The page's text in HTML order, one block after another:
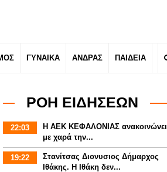
ΓΥΝΑΙΚΑ ΑΝΔΡΑΣ ΠΑΙΔΕΙΑ
ΡΟΗ ΕΙΔΗΣΕΩΝ
22:03
Η ΑΕΚ ΚΕΦΑΛΟΝΙΑΣ ανακοινώνει
με χαρά την...
19:22
Στανίτσας Διονυσιος Δήμαρχος
Ιθάκης. Η Ιθάκη δεν...